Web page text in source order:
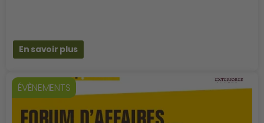
En savoir plus
ÉVÈNEMENTS